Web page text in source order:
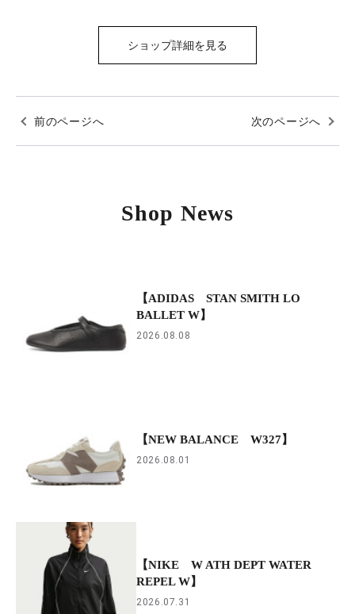
ショップ詳細を見る
前のページへ 次のページへ
Shop News
【ADIDAS STAN SMITH LO
BALLET W】
2026.08.08
【NEW BALANCE W327】
2026.08.01
【NIKE W ATH DEPT WATER
REPEL W】
2026.07.31